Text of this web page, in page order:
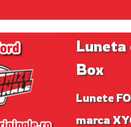
Luneta
Box
Lunete
marca